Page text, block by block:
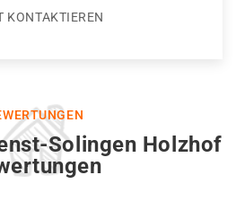
KONTAKTIEREN
Solingen Holzhof